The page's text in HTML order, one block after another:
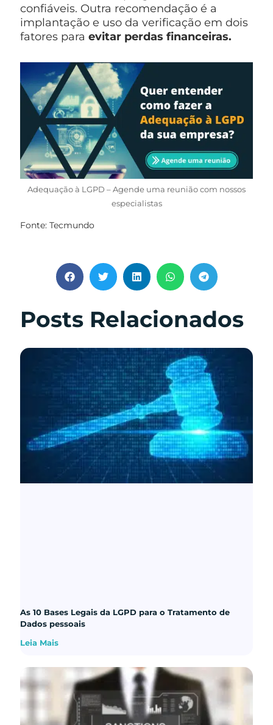
confiáveis. Outra recomendação é a
implantação e uso da verificação em dois
fatores para evitar perdas financeiras.
Adequação à LGPD – Agende uma reunião com nossos
especialistas
Fonte: Tecmundo
Posts Relacionados
As 10 Bases Legais da LGPD para o Tratamento de
Dados pessoais
Leia Mais